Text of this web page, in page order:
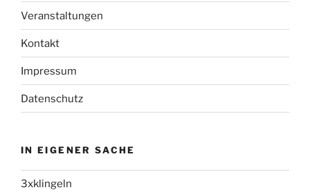
Veranstaltungen
Kontakt
Impressum
Datenschutz
IN EIGENER SACHE
3xklingeln